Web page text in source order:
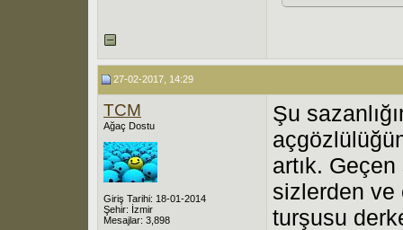
27-02-2017, 14:29
TCM
Ağaç Dostu
Giriş Tarihi: 18-01-2014
Şehir: İzmir
Mesajlar: 3,898
Şu
artık.
sizlerden ve
turşusu